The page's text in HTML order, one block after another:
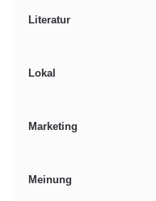
Literatur
Lokal
Marketing
Meinung